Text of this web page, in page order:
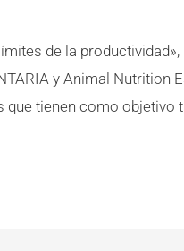
de la
y Animal Nutrition
tienen como objetivo